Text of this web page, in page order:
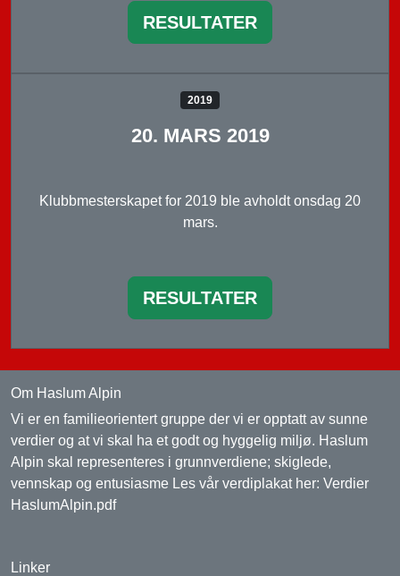
RESULTATER
2019
20. MARS 2019
Klubbmesterskapet for 2019 ble avholdt onsdag 20
mars.
RESULTATER
Om Haslum Alpin
Vi er en familieorientert gruppe der vi er opptatt av sunne
verdier og at vi skal ha et godt og hyggelig miljø. Haslum
Alpin skal representeres i grunnverdiene; skiglede,
vennskap og entusiasme Les vår verdiplakat her: Verdier
HaslumAlpin.pdf
Linker